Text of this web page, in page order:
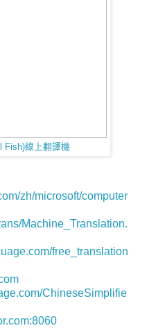
Fish)線上翻譯機
zh/microsoft/computer
Machine_Translation.
free_translation
ChineseSimplifie